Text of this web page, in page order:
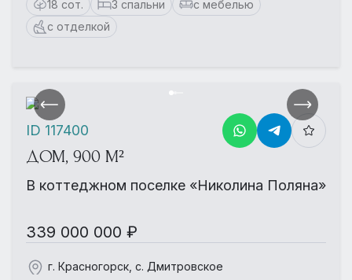
18 сот. 3 спальни
с мебелью
с отделкой
ДОМ, 900 М²
В коттеджном поселке «Николина Поляна»
339 000 000 ₽
г. Красногорск, с. Дмитровское
ID 117400